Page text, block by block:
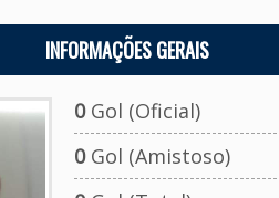
INFORMAÇÕES GERAIS
0Gol (Oficial)
0Gol (Amistoso)